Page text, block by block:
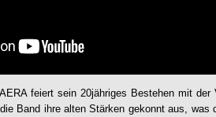
feiert sein 20jähriges Bestehen mit der
Band ihre alten Stärken gekonnt aus,